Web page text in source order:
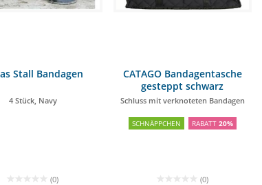
Stall Bandagen
4 Stück, Navy
(0)
CATAGO Bandagentasche
gesteppt schwarz
Schluss mit verknoteten Bandagen
SCHNÄPPCHEN RABATT 20%
(0)